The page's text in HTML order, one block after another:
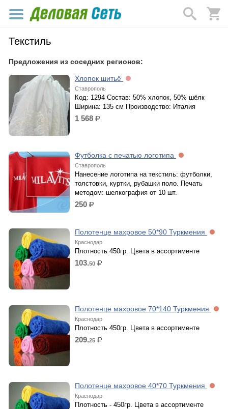
Текстиль
Предложения из соседних регионов:
Хлопок шитьё
Ставрополь
Код: 1294 Состав: 50% хлопок, 50% шёлк
Ширина: 135 см Производство: Италия
1 568 р.
Футболка с печатью логотипа
Ставрополь
Нанесение логотипа на текстиль: футболки,
толстовки, куртки, рубашки поло. Печать
методом: шелкография от 10 шт.
250 р.
Полотенце махровое 50*90 Туркмения
Краснодар
Плотность 450гр. Цвета в ассортименте
103.50 р.
Полотенце махровое 70*140 Туркмения
Краснодар
Плотность 450гр. Цвета в ассортименте
209.25 р.
Полотенце махровое 40*70 Туркмения
Краснодар
Плотность - 450гр. Цвета в ассортименте